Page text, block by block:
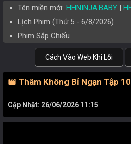
Tên miền mới: HHNINJA.BABY |
Lịch Phim (Thứ 5 - 6/8/2026)
Phim Sắp Chiếu
Cách Vào Web Khi Lỗi
movie Thâm Không Bỉ Ngạn Tập 10
Cập Nhật: 26/06/2026 11:15